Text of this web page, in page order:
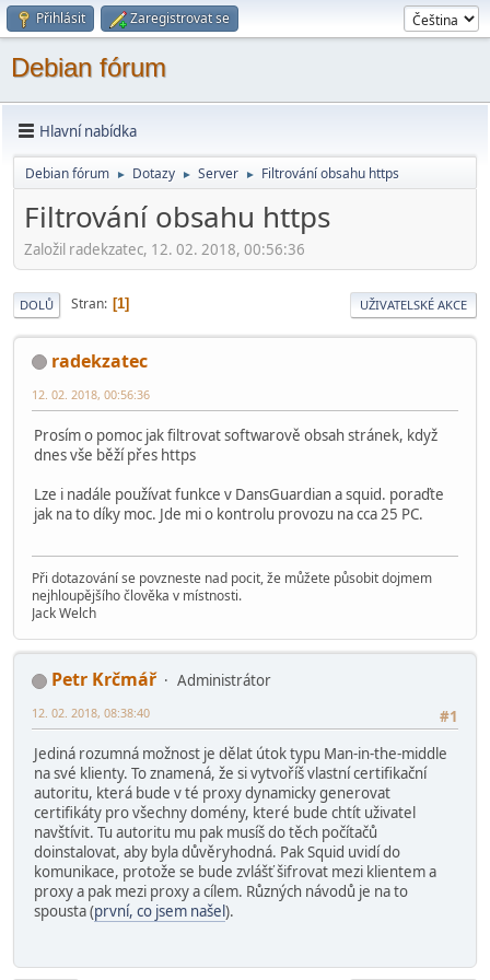
Přihlásit Zaregistrovat se
Debian fórum
Hlavní nabídka
Debian fórum ► Dotazy ► Server ► Filtrování obsahu https
Filtrování obsahu https
Založil radekzatec, 12. 02. 2018, 00:56:36
DOLŮ Stran 1 UŽIVATELSKÉ AKCE
radekzatec
12. 02. 2018, 00:56:36
Prosím o pomoc jak filtrovat softwarově obsah stránek, když
dnes vše běží přes https
Lze i nadále používat funkce v DansGuardian a squid. poraďte
jak na to díky moc. Jde mi o kontrolu provozu na cca 25 PC.
Při dotazování se povzneste nad pocit, že můžete působit dojmem
nejhloupějšího člověka v místnosti.
Jack Welch
Petr Krčmář
Administrátor
#1
12. 02. 2018, 08:38:40
Jediná rozumná možnost je dělat útok typu Man-in-the-middle
na své klienty. To znamená, že si vytvoříš vlastní certifikační
autoritu, která bude v té proxy dynamicky generovat
certifikáty pro všechny domény, které bude chtít uživatel
navštívit. Tu autoritu mu pak musíš do těch počítačů
doinstalovat, aby byla důvěryhodná. Pak Squid uvidí do
komunikace, protože se bude zvlášť šifrovat mezi klientem a
proxy a pak mezi proxy a cílem. Různých návodů je na to
spousta (první, co jsem našel ).